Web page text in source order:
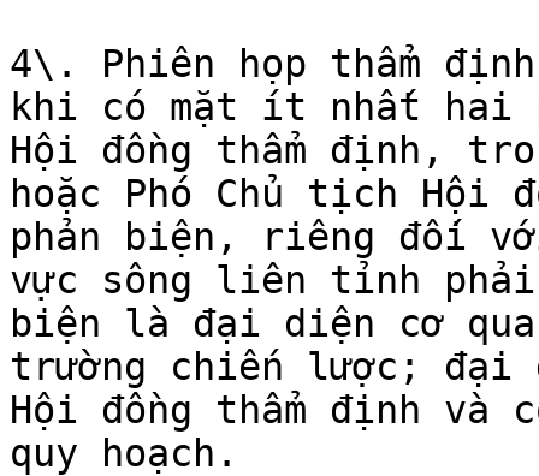
4\. Phiên họp thẩm
khi có mặt ít nhất hai
Hội đồng thẩm định,
hoặc Phó Chủ tịch
phản biện, riêng đối
vực sông liên tỉnh phải
biện là đại diện cơ
trường chiến lược; đại
Hội đồng thẩm định và
quy hoạch.